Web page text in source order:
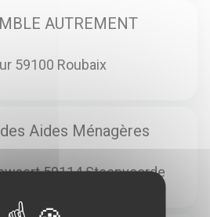
AUTREMENT
59100 Roubaix
Aides Ménagères
59114 Steenvoorde